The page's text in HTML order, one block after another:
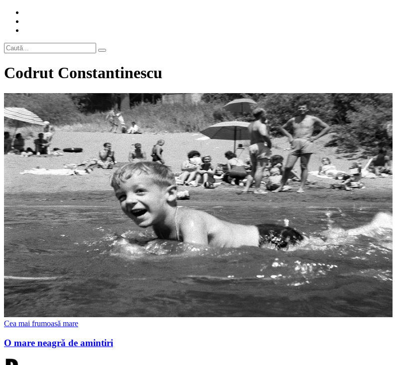
Codrut Constantinescu
Cea mai frumoasă mare
O mare neagră de amintiri